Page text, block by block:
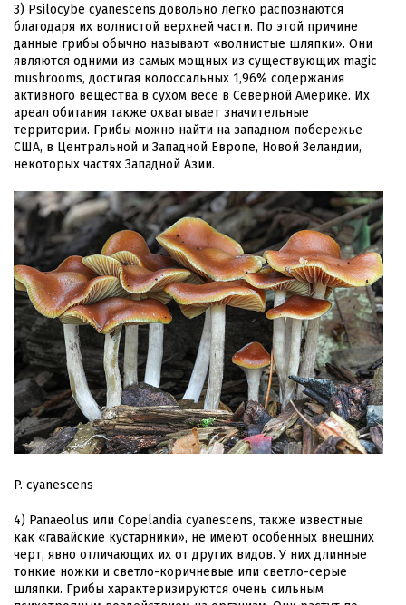
3) Psilocybe cyanescens довольно легко распознаются
благодаря их волнистой верхней части. По этой причине
данные грибы обычно называют «волнистые шляпки». Они
являются одними из самых мощных из существующих magic
mushrooms, достигая колоссальных 1,96% содержания
активного вещества в сухом весе в Северной Америке. Их
ареал обитания также охватывает значительные
территории. Грибы можно найти на западном побережье
США, в Центральной и Западной Европе, Новой Зеландии,
некоторых частях Западной Азии.
P. cyanescens
4) Panaeolus или Copelandia cyanescens, также известные
как «гавайские кустарники», не имеют особенных внешних
черт, явно отличающих их от других видов. У них длинные
тонкие ножки и светло-коричневые или светло-серые
шляпки. Грибы характеризируются очень сильным